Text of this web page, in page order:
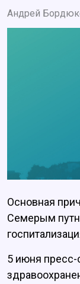
Андрей
Основная
Семерым
5 июня пресс-